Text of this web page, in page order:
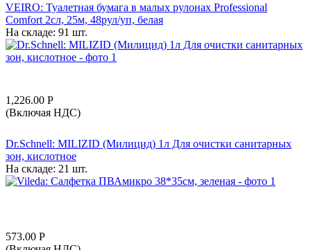
VEIRO: Туалетная бумага в малых рулонах Professional
Comfort 2сл, 25м, 48рул/уп, белая
На складе: 91 шт.
1,226.00 Р
(Включая НДС)
Dr.Schnell: MILIZID (Милицид) 1л Для очистки санитарных
зон, кислотное
На складе: 21 шт.
573.00 Р